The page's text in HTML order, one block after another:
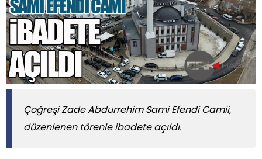
Çoğreşi Zade Abdurrehim Sami Efendi Camii,
düzenlenen törenle ibadete açıldı.